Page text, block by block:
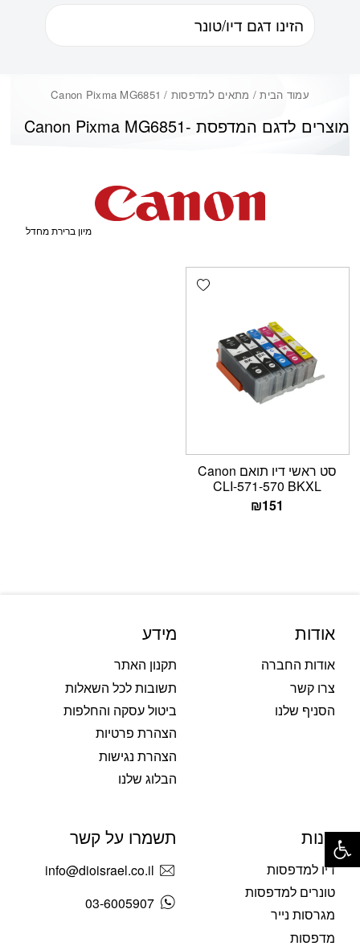
עמוד הבית/ מתאים למדפסות / Canon Pixma MG6851
Canon Pixma MG6851מוצרים לדגם המדפסת -
Add wishlist
סט ראשי דיו תואם Canon
CLI-571-570 BKXL
₪151
אודות
אודות החברה
צרו קשר
הסניף שלנו
מידע
תקנון האתר
תשובות לכל השאלות
ביטול עסקה והחלפות
הצהרת פרטיות
הצהרת נגישות
הבלוג שלנו
חנות
דיו למדפסות
טונרים למדפסות
מגרסות נייר
מדפסות
תשמרו על קשר
info@dioisrael.co.il
03-6005907
פתח סרגל נגישות